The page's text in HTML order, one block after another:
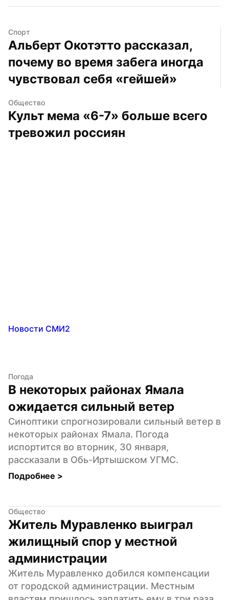
Спорт
Альберт Окотэтто рассказал,
почему во время забега иногда
чувствовал себя «гейшей»
Общество
Культ мема «6-7» больше всего
тревожил россиян
Новости СМИ2
Погода
В некоторых районах Ямала
ожидается сильный ветер
Синоптики спрогнозировали сильный ветер в
некоторых районах Ямала. Погода
испортится во вторник, 30 января,
рассказали в Обь-Иртышском УГМС.
Подробнее >
Общество
Житель Муравленко выиграл
жилищный спор у местной
администрации
Житель Муравленко добился компенсации
от городской администрации. Местным